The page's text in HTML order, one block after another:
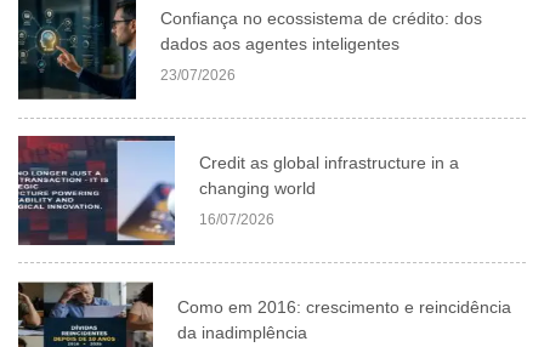
Confiança no ecossistema de crédito: dos
dados aos agentes inteligentes
23/07/2026
Credit as global infrastructure in a
changing world
16/07/2026
Como em 2016: crescimento e reincidência
da inadimplência